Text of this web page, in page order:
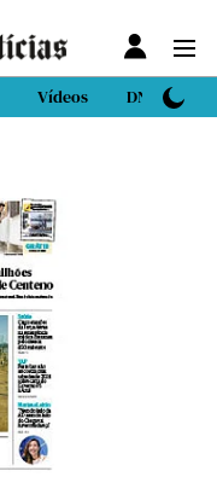
Vídeos DN Sport